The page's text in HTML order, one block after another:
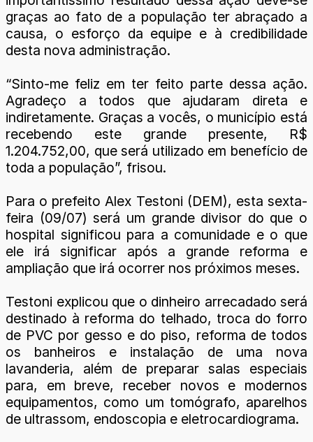
graças ao fato de a população ter abraçado a
causa, o esforço da equipe e à credibilidade
desta nova administração.
“Sinto-me feliz em ter feito parte dessa ação.
Agradeço a todos que ajudaram direta e
indiretamente. Graças a vocês, o município está
recebendo este grande presente, R$
1.204.752,00, que será utilizado em benefício de
toda a população”, frisou.
Para o prefeito Alex Testoni (DEM), esta sexta-
feira (09/07) será um grande divisor do que o
hospital significou para a comunidade e o que
ele irá significar após a grande reforma e
ampliação que irá ocorrer nos próximos meses.
Testoni explicou que o dinheiro arrecadado será
destinado à reforma do telhado, troca do forro
de PVC por gesso e do piso, reforma de todos
os banheiros e instalação de uma nova
lavanderia, além de preparar salas especiais
para, em breve, receber novos e modernos
equipamentos, como um tomógrafo, aparelhos
de ultrassom, endoscopia e eletrocardiograma.